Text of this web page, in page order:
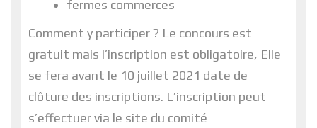
fermes commerces
Comment y participer ? Le concours est
gratuit mais l’inscription est obligatoire, Elle
se fera avant le 10 juillet 2021 date de
clôture des inscriptions. L’inscription peut
s’effectuer via le site du comité